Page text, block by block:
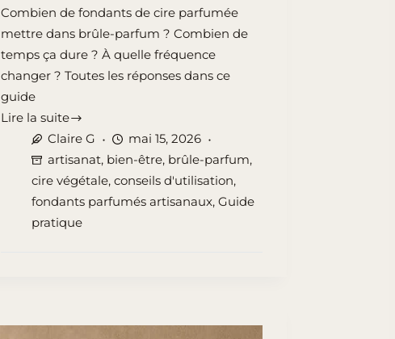
Combien de fondants de cire parfumée
mettre dans brûle-parfum ? Combien de
temps ça dure ? À quelle fréquence
changer ? Toutes les réponses dans ce
guide
Lire la suite
Fondants
parfumée
quelle
Claire G
mai 15, 2026
artisanat, bien-être, brûle-parfum,
cire végétale, conseils d'utilisation,
fondants parfumés artisanaux, Guide
pratique